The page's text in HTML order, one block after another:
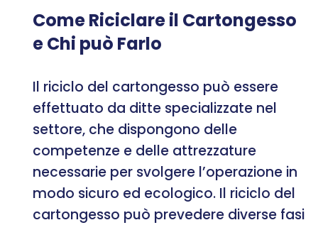
Come Riciclare il Cartongesso
e Chi può Farlo
Il riciclo del cartongesso può essere
effettuato da ditte specializzate nel
settore, che dispongono delle
competenze e delle attrezzature
necessarie per svolgere l’operazione in
modo sicuro ed ecologico. Il riciclo del
cartongesso può prevedere diverse fasi